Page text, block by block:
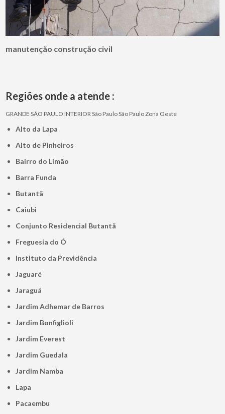
manutenção construção civil
Regiões onde a atende :
GRANDE SÃO PAULO INTERIORSão PauloSão PauloZona Oeste
Alto da Lapa
Alto de Pinheiros
Bairro do Limão
Barra Funda
Butantã
Caiubi
Conjunto Residencial Butantã
Freguesia do Ó
Instituto da Previdência
Jaguaré
Jaraguá
Jardim Adhemar de Barros
Jardim Bonfiglioli
Jardim Everest
Jardim Guedala
Jardim Namba
Lapa
Pacaembu